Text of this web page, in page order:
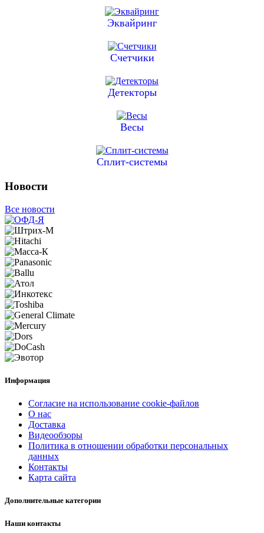
Эквайринг
Счетчики
Детекторы
Весы
Сплит-системы
Новости
Все новости
Информация
Согласие на использование cookie-файлов
О нас
Доставка
Видеообзоры
Политика в отношении обработки персональных
данных
Контакты
Карта сайта
Дополнительные категории
Наши контакты